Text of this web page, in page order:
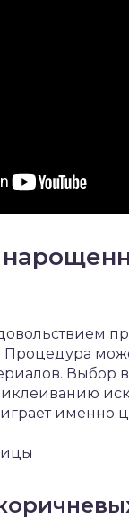
Выбор
именно